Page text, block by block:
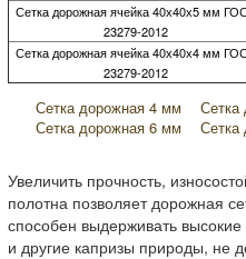
Сетка дорожная ячейка 40х40х5 мм
23279-2012
Сетка дорожная ячейка 40х40х4 мм
23279-2012
Сетка дорожная 4 мм
Сетка
Сетка дорожная 6 мм
Сетка
Увеличить прочность,
полотна позволяет дорожная
способен выдерживать
и другие капризы природы, не